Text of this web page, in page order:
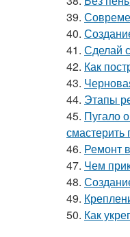
39.
40.
41. Сделай
42. Как
43.
44. Этапы
45. Пугало
смастерить
46. Ремонт
47. Чем
48.
49.
50. Как